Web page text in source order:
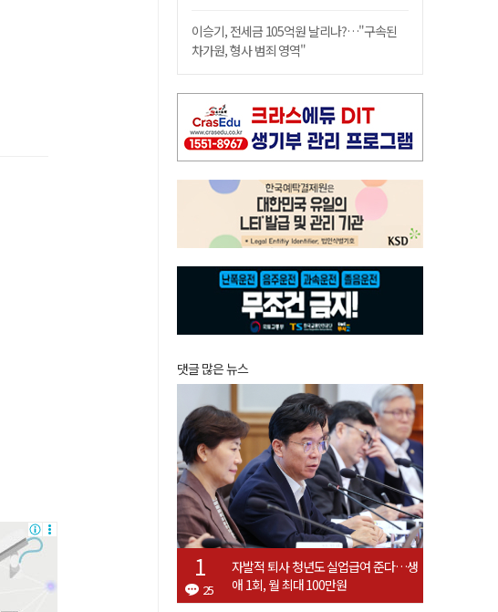
이승기, 전세금 105억원 날리나?…"구속된
차가원, 형사 범죄 영역"
댓글 많은 뉴스
25
자발적 퇴사 청년도 실업급여 준다…생
애 1회, 월 최대 100만원